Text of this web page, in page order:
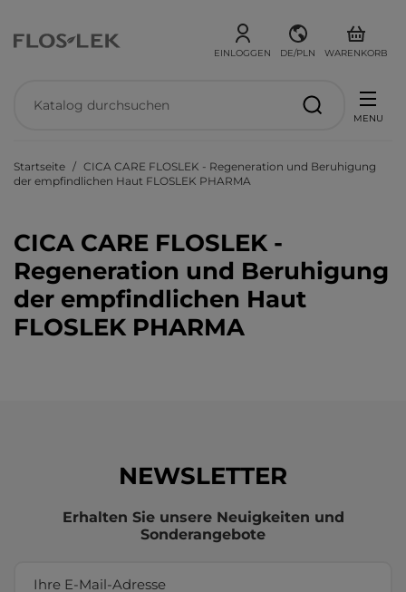
EINLOGGEN DE/PLN WARENKORB
MENU
Startseite
CICA CARE FLOSLEK - Regeneration und Beruhigung
der empfindlichen Haut FLOSLEK PHARMA
CICA CARE FLOSLEK -
Regeneration und Beruhigung
der empfindlichen Haut
FLOSLEK PHARMA
NEWSLETTER
Erhalten Sie unsere Neuigkeiten und
Sonderangebote